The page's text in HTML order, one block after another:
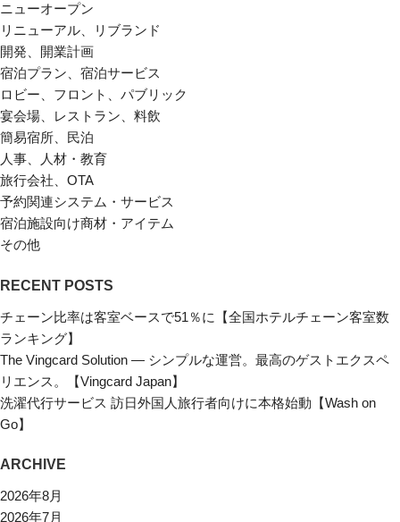
ニューオープン
リニューアル、リブランド
開発、開業計画
宿泊プラン、宿泊サービス
ロビー、フロント、パブリック
宴会場、レストラン、料飲
簡易宿所、民泊
人事、人材・教育
旅行会社、OTA
予約関連システム・サービス
宿泊施設向け商材・アイテム
その他
RECENT POSTS
チェーン比率は客室ベースで51％に【全国ホテルチェーン客室数
ランキング】
The Vingcard Solution ― シンプルな運営。最高のゲストエクスペ
リエンス。【Vingcard Japan】
洗濯代行サービス 訪日外国人旅行者向けに本格始動【Wash on
Go】
ARCHIVE
2026年8月
2026年7月